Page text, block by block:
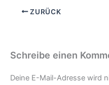
ZURÜCK
Schreibe einen
Deine E-Mail-Adresse wird